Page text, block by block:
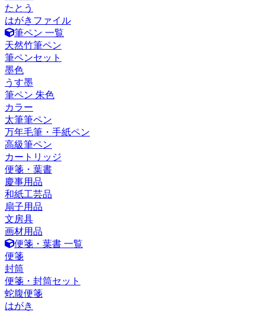
たとう
はがきファイル
筆ペン 一覧
天然竹筆ペン
筆ペンセット
墨色
うす墨
筆ペン 朱色
カラー
太筆筆ペン
万年毛筆・手紙ペン
高級筆ペン
カートリッジ
便箋・葉書
慶事用品
和紙工芸品
扇子用品
文房具
画材用品
便箋・葉書 一覧
便箋
封筒
便箋・封筒セット
蛇腹便箋
はがき